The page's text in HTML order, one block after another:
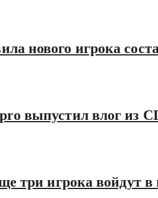
нового игрока
выпустил влог из
три игрока войдут